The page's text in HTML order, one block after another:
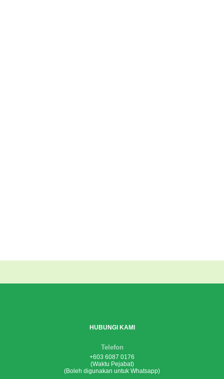
HUBUNGI KAMI
Telefon
+603 6087 0176
(Waktu Pejabat)
(Boleh digunakan untuk Whatsapp)